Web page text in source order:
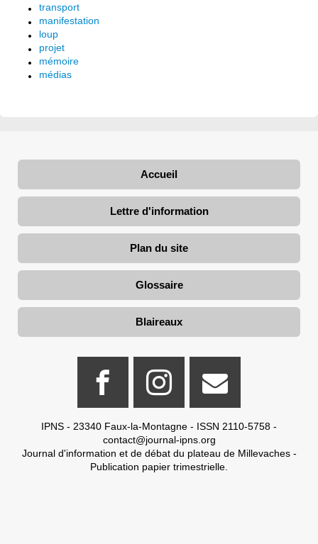
transport
manifestation
loup
projet
mémoire
médias
Accueil
Lettre d'information
Plan du site
Glossaire
Blaireaux
IPNS - 23340 Faux-la-Montagne - ISSN 2110-5758 -
contact@journal-ipns.org
Journal d'information et de débat du plateau de Millevaches -
Publication papier trimestrielle.